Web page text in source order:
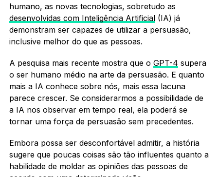
humano, as novas tecnologias, sobretudo as
desenvolvidas com Inteligência Artificial(IA) já
demonstram ser capazes de utilizar a persuasão,
inclusive melhor do que as pessoas.
A pesquisa mais recente mostra que o GPT-4 supera
o ser humano médio na arte da persuasão. E quanto
mais a IA conhece sobre nós, mais essa lacuna
parece crescer. Se considerarmos a possibilidade de
a IA nos observar em tempo real, ela poderá se
tornar uma força de persuasão sem precedentes.
Embora possa ser desconfortável admitir, a história
sugere que poucas coisas são tão influentes quanto a
habilidade de moldar as opiniões das pessoas de